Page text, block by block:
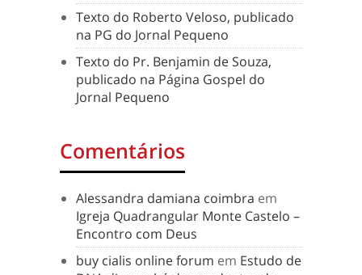
Texto do Roberto Veloso, publicado
na PG do Jornal Pequeno
Texto do Pr. Benjamin de Souza,
publicado na Página Gospel do
Jornal Pequeno
Comentários
Alessandra damiana coimbra em
Igreja Quadrangular Monte Castelo –
Encontro com Deus
buy cialis online forum em Estudo de